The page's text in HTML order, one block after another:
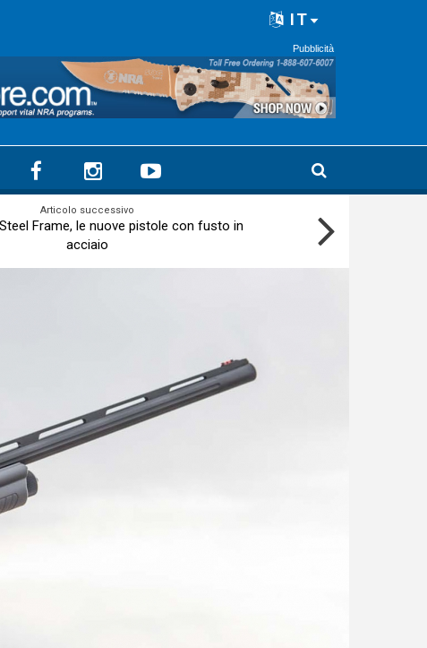
IT
Pubblicità
Articolo successivo
Frame, le nuove pistole con fusto in
acciaio